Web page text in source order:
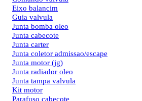
Eixo balancim
Guia valvula
Junta bomba oleo
Junta cabecote
Junta carter
Junta coletor admissao/escape
Junta motor (jg)
Junta radiador oleo
Junta tampa valvula
Kit motor
Parafuso cabecote